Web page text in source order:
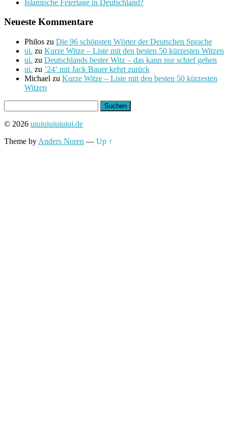
Islamische Feiertage in Deutschland?
Neueste Kommentare
Philos zu Die 96 schönsten Wörter der Deutschen Sprache
ui. zu Kurze Witze – Liste mit den besten 50 kürzesten Witzen
ui. zu Deutschlands bester Witz – das kann nur schief gehen
ui. zu ’24‘ mit Jack Bauer kehrt zurück
Michael zu Kurze Witze – Liste mit den besten 50 kürzesten
Witzen
nach:
© 2026 uiuiuiuiuiuiui.de
Theme by Anders Noren — Up ↑